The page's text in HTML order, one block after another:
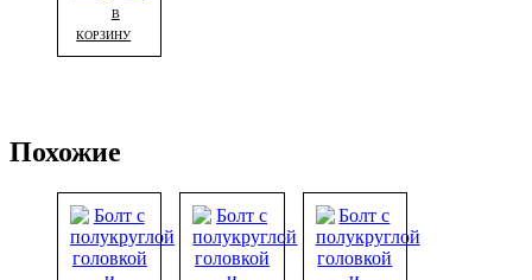
В
КОРЗИНУ
Похожие